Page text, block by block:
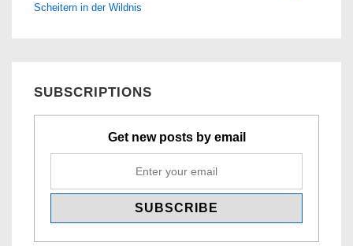
Scheitern in der Wildnis
SUBSCRIPTIONS
Get new posts by email